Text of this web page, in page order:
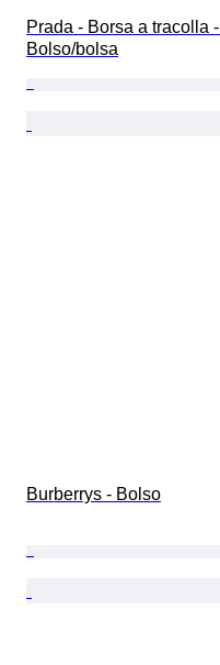
Prada - Borsa a tracolla -
Bolso/bolsa
Burberrys - Bolso